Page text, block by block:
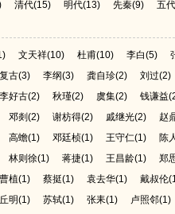
清代(15) 明代(13) 先秦(9) 五
文天祥(10) 杜甫(10) 李白(5)
古(3) 李纲(3) 龚自珍(2) 刘过(2)
李好古(2) 秋瑾(2) 虞集(2) 钱谦益
邓剡(2) 谢枋得(2) 戚继光(2) 赵
高蟾(1) 邓廷桢(1) 王守仁(1) 陈
林则徐(1) 蒋捷(1) 王昌龄(1) 郑
曹植(1) 蔡挺(1) 袁去华(1) 戴叔伦
明(1) 苏轼(1) 张耒(1) 卢照邻(1)